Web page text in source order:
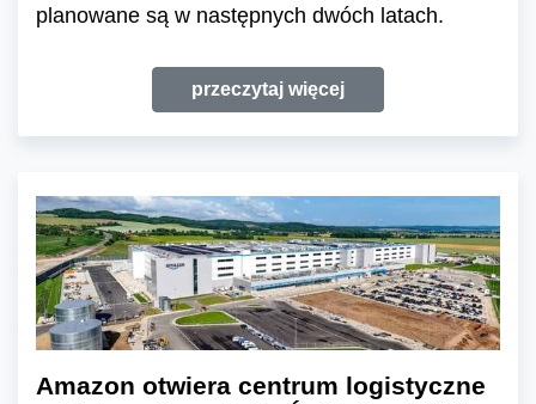
planowane są w następnych dwóch latach.
przeczytaj więcej
Amazon otwiera centrum logistyczne